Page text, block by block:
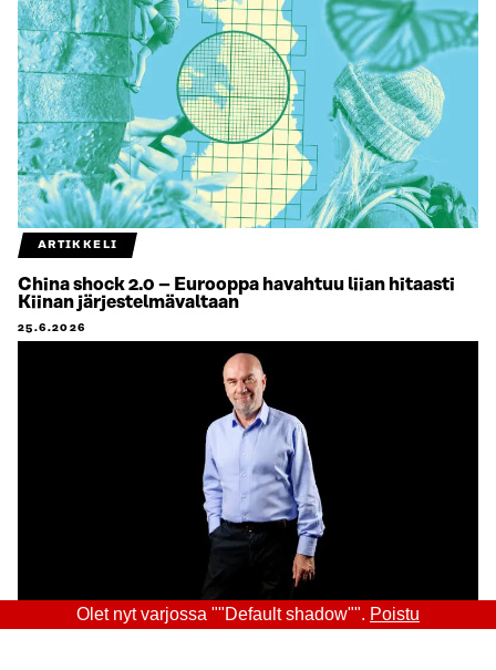
ARTIKKELI
China shock 2.0 – Eurooppa havahtuu liian hitaasti
Kiinan järjestelmävaltaan
25.6.2026
Olet nyt varjossa ""Default shadow"". Poistu